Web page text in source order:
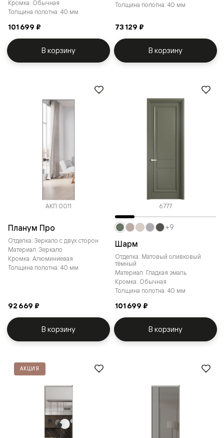
Кромка: Обычная
Толщина полотна: 40 мм
101 699 ₽
В корзину
Толщина полотна: 40 мм
73 129 ₽
В корзину
АКП 0011
Планум Про
Отделка: Зеркало с двух сторон
Материал: Зеркало
Кромка: Алюминиевая
Толщина полотна: 40 мм
92 669 ₽
В корзину
6777
Шарм
Отделка: Матовый оливковый
тёмный
Материал: Гладкая эмаль
Кромка: Обычная
Толщина полотна: 40 мм
101 699 ₽
+9
В корзину
АКЦИЯ